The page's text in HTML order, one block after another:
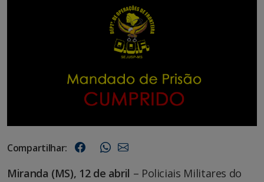
Compartilhar:
Miranda (MS), 12 de abril – Policiais Militares do